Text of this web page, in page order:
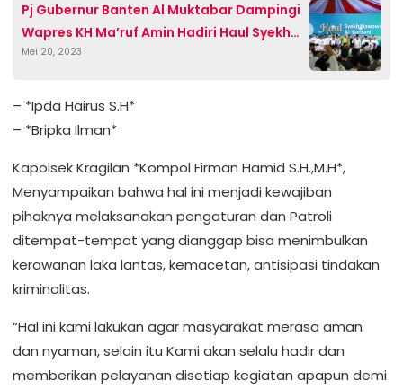
Pj Gubernur Banten Al Muktabar Dampingi
Wapres KH Ma’ruf Amin Hadiri Haul Syekh
Nawawi Al Bantani
Mei 20, 2023
– *Ipda Hairus S.H*
– *Bripka Ilman*
Kapolsek Kragilan *Kompol Firman Hamid S.H.,M.H*,
Menyampaikan bahwa hal ini menjadi kewajiban
pihaknya melaksanakan pengaturan dan Patroli
ditempat-tempat yang dianggap bisa menimbulkan
kerawanan laka lantas, kemacetan, antisipasi tindakan
kriminalitas.
“Hal ini kami lakukan agar masyarakat merasa aman
dan nyaman, selain itu Kami akan selalu hadir dan
memberikan pelayanan disetiap kegiatan apapun demi